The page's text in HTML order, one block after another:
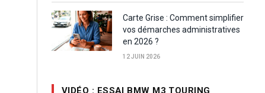
Carte Grise : Comment simplifier
vos démarches administratives
en 2026 ?
12 JUIN 2026
VIDÉO : ESSAI BMW M3 TOURING